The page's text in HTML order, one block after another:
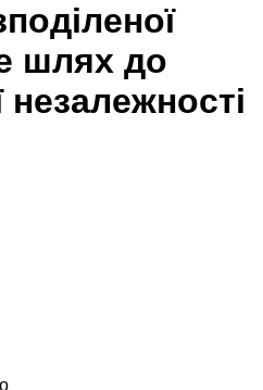
шлях до
незалежності